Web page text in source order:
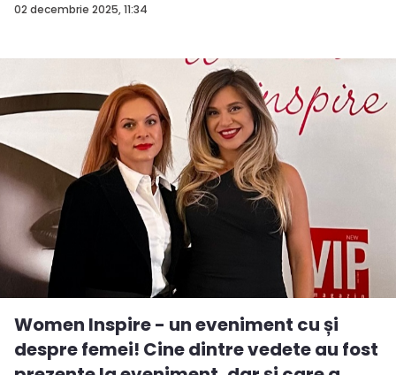
02 decembrie 2025, 11:34
Women Inspire - un eveniment cu și
despre femei! Cine dintre vedete au fost